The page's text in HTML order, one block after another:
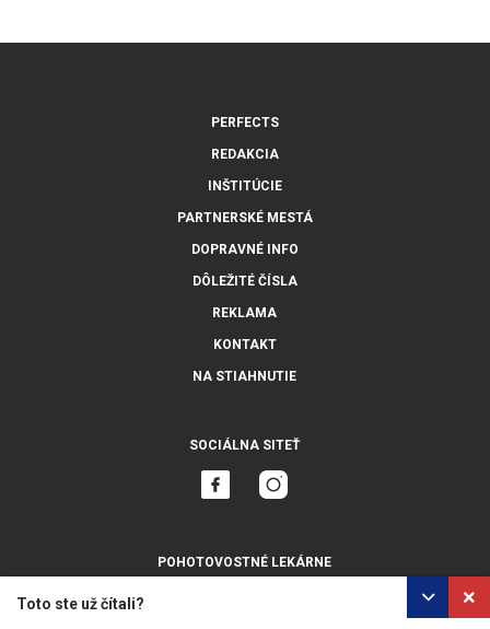
Toto ste už čítali?
PERFECTS
REDAKCIA
INŠTITÚCIE
PARTNERSKÉ MESTÁ
DOPRAVNÉ INFO
DÔLEŽITÉ ČÍSLA
REKLAMA
KONTAKT
NA STIAHNUTIE
SOCIÁLNA SITEŤ
POHOTOVOSTNÉ LEKÁRNE